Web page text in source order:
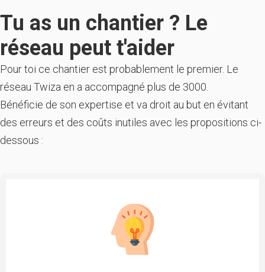
Tu as un chantier ? Le
réseau peut t'aider
Pour toi ce chantier est probablement le premier. Le
réseau Twiza en a accompagné plus de 3000.
Bénéficie de son expertise et va droit au but en évitant
des erreurs et des coûts inutiles avec les propositions ci-
dessous :